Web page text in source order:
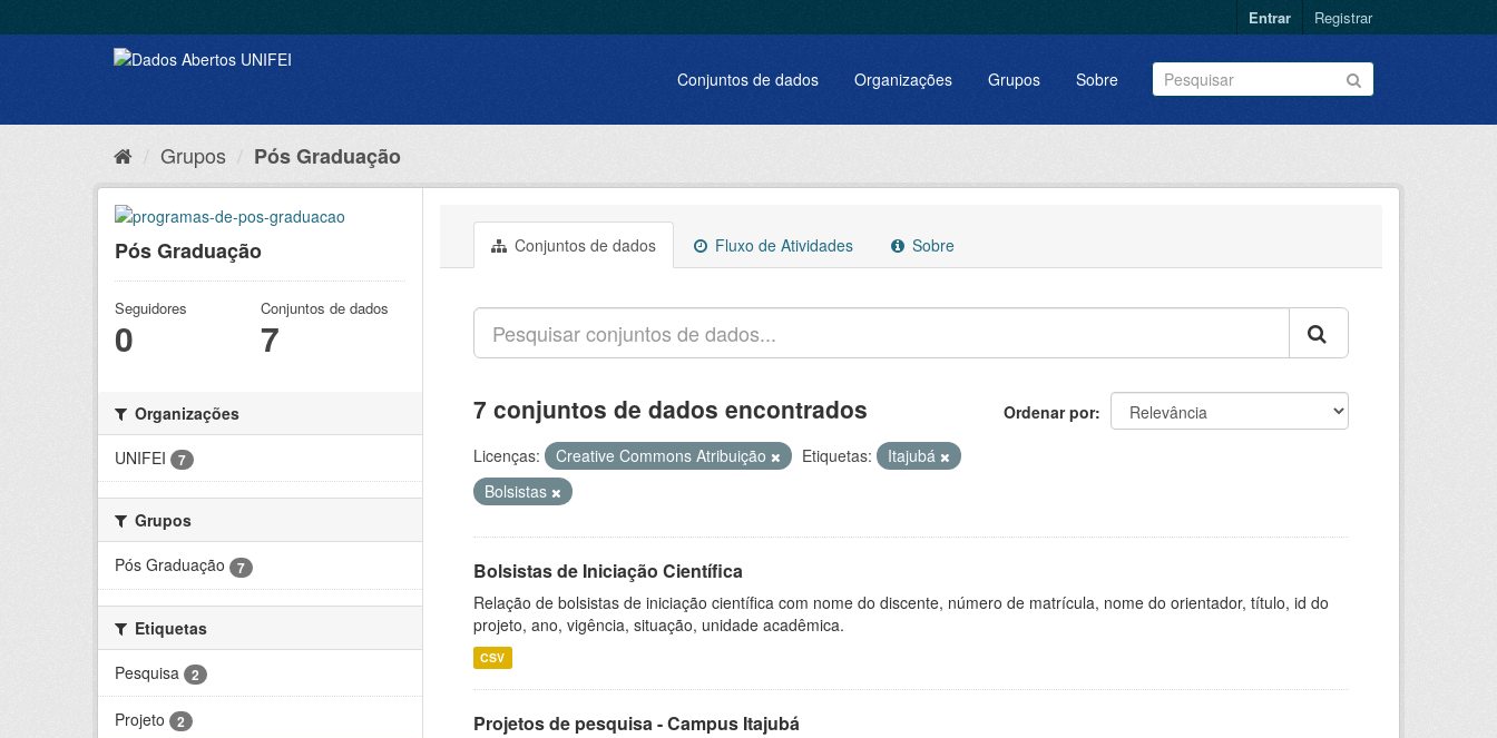
Entrar Registrar
Conjuntos de dados Organizações Grupos Sobre
Grupos Pós Graduação
Pós Graduação
Seguidores
0
Conjuntos de dados
7
Organizações
UNIFEI
7
Grupos
Pós Graduação
7
Etiquetas
Pesquisa
2
Projeto 2
Conjuntos de dados Fluxo de Atividades Sobre
Ordenar por
7 conjuntos de dados encontrados
Licenças: Creative Commons Atribuição Etiquetas:
Itajubá
Bolsistas
Bolsistas de Iniciação Científica
Relação de bolsistas de iniciação científica com nome do discente, número de matrícula, nome do orientador, título, id do
projeto, ano, vigência, situação, unidade acadêmica.
CSV
Projetos de pesquisa - Campus Itajubá